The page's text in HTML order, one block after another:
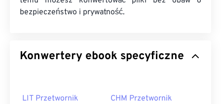
bezpieczeństwo i prywatność.
Konwertery ebook specyficzne
LIT Przetwornik CHM Przetwornik